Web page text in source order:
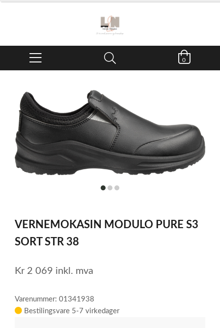
0
itemitemitem
of
3
VERNEMOKASIN MODULO PURE S3
SORT STR 38
Kr 2 069 inkl. mva
Varenummer: 01341938
Bestilingsvare 5-7 virkedager